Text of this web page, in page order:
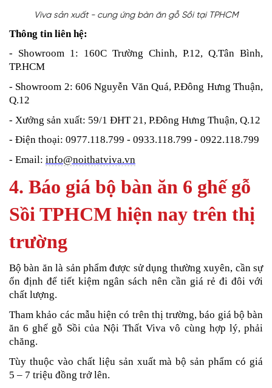
Viva sản xuất - cung ứng bàn ăn gỗ Sồi tại TPHCM
Thông tin liên hệ:
- Showroom 1: 160C Trường Chinh, P.12, Q.Tân Bình,
TP.HCM
- Showroom 2: 606 Nguyễn Văn Quá, P.Đông Hưng Thuận,
Q.12
- Xưởng sản xuất: 59/1 ĐHT 21, P.Đông Hưng Thuận, Q.12
- Điện thoại: 0977.118.799 - 0933.118.799 - 0922.118.799
- Email: info@noithatviva.vn
4. Báo giá bộ bàn ăn 6 ghế gỗ
Sồi TPHCM hiện nay trên thị
trường
Bộ bàn ăn là sản phẩm được sử dụng thường xuyên, cần sự
ổn định để tiết kiệm ngân sách nên cần giá rẻ đi đôi với
chất lượng.
Tham khảo các mẫu hiện có trên thị trường, báo giá bộ bàn
ăn 6 ghế gỗ Sồi của Nội Thất Viva vô cùng hợp lý, phải
chăng.
Tùy thuộc vào chất liệu sản xuất mà bộ sản phẩm có giá
5 – 7 triệu đồng trở lên.